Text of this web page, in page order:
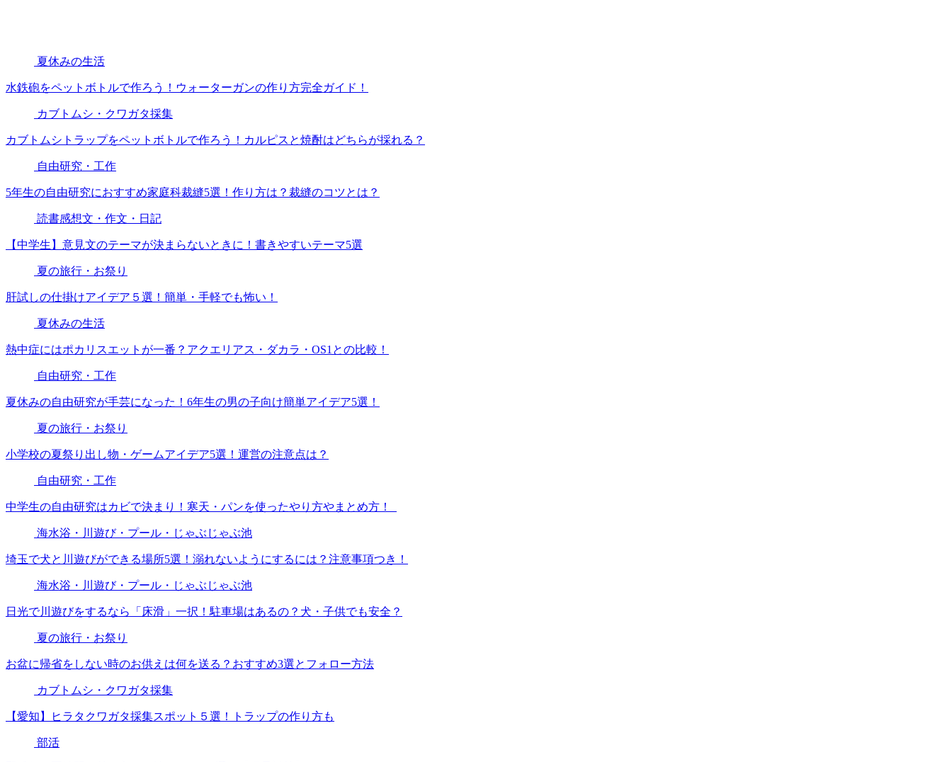
夏休みの生活
水鉄砲をペットボトルで作ろう！ウォーターガンの作り方完全ガイド！
カブトムシ・クワガタ採集
カブトムシトラップをペットボトルで作ろう！カルピスと焼酎はどちらが採れる？
自由研究・工作
5年生の自由研究におすすめ家庭科裁縫5選！作り方は？裁縫のコツとは？
読書感想文・作文・日記
【中学生】意見文のテーマが決まらないときに！書きやすいテーマ5選
夏の旅行・お祭り
肝試しの仕掛けアイデア５選！簡単・手軽でも怖い！
夏休みの生活
熱中症にはポカリスエットが一番？アクエリアス・ダカラ・OS1との比較！
自由研究・工作
夏休みの自由研究が手芸になった！6年生の男の子向け簡単アイデア5選！
夏の旅行・お祭り
小学校の夏祭り出し物・ゲームアイデア5選！運営の注意点は？
自由研究・工作
中学生の自由研究はカビで決まり！寒天・パンを使ったやり方やまとめ方！
海水浴・川遊び・プール・じゃぶじゃぶ池
埼玉で犬と川遊びができる場所5選！溺れないようにするには？注意事項つき！
海水浴・川遊び・プール・じゃぶじゃぶ池
日光で川遊びをするなら「床滑」一択！駐車場はあるの？犬・子供でも安全？
夏の旅行・お祭り
お盆に帰省をしない時のお供えは何を送る？おすすめ3選とフォロー方法
カブトムシ・クワガタ採集
【愛知】ヒラタクワガタ採集スポット５選！トラップの作り方も
部活